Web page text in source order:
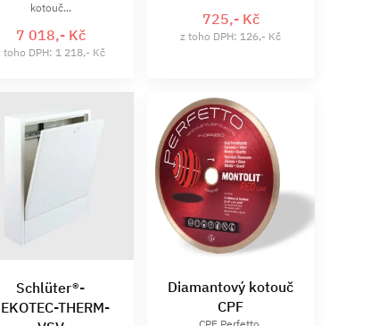
kotouč...
7 018,- Kč
toho DPH: 1 218,- Kč
725,- Kč
z toho DPH: 126,- Kč
Schlüter®-
THERM-
Diamantový kotouč
CPF